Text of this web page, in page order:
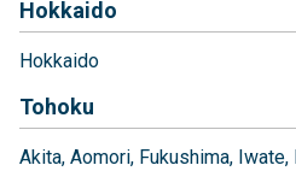
Hokkaido
Hokkaido
Tohoku
Akita Aomori Fukushima Iwate